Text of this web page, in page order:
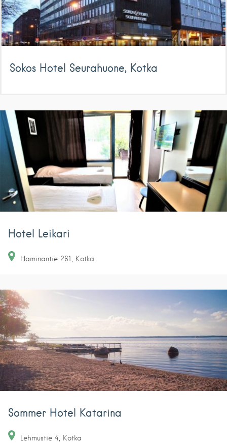
Sokos Hotel Seurahuone, Kotka
Hotel Leikari
Haminantie 261 Kotka
Sommer Hotel Katarina
Lehmustie 4 Kotka